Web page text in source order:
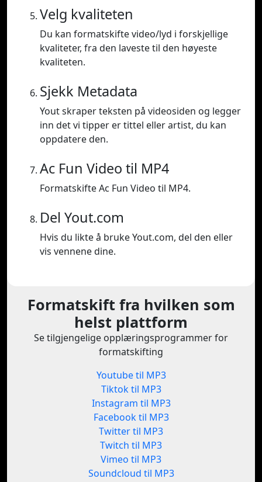
Velg kvaliteten
Du kan formatskifte video/lyd i forskjellige
kvaliteter, fra den laveste til den høyeste
kvaliteten.
Sjekk Metadata
Yout skraper teksten på videosiden og legger
inn det vi tipper er tittel eller artist, du kan
oppdatere den.
Ac Fun Video til MP4
Formatskifte Ac Fun Video til MP4.
Del Yout.com
Hvis du likte å bruke Yout.com, del den eller
vis vennene dine.
Formatskift fra hvilken som
helst plattform
Se tilgjengelige opplæringsprogrammer for
formatskifting
Youtube til MP3
Tiktok til MP3
Instagram til MP3
Facebook til MP3
Twitter til MP3
Twitch til MP3
Vimeo til MP3
Soundcloud til MP3